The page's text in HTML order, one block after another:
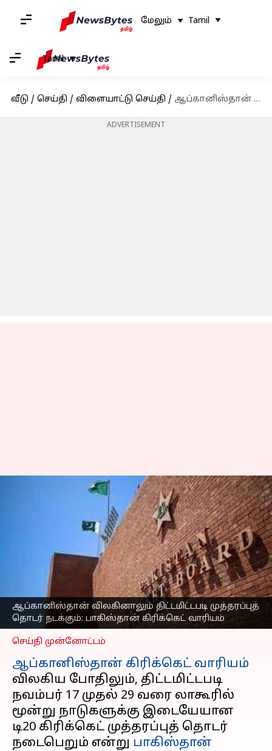
மேலும் Tamil
Tamil
வீடு / செய்தி / விளையாட்டு செய்தி / ஆப்கானிஸ்தான் விலகினாலும் திட்டமிட்டபடி முத்தரப்புத் தொடர் நடக்கும்; பாகிஸ்தான் கிரிக்கெட் வாரியம் உறுதி
ADVERTISEMENT
ஆப்கானிஸ்தான் விலகினாலும் திட்டமிட்டபடி முத்தரப்புத்
தொடர் நடக்கும்: பாகிஸ்தான் கிரிக்கெட் வாரியம்
ஆப்கானிஸ்தான்
விலகினாலும்
திட்டமிட்டபடி முத்தரப்புத்
தொடர் நடக்கும்;
பாகிஸ்தான் கிரிக்கெட்
வாரியம் உறுதி
எழுதியவர் Sekar Chinnappan Oct 18, 2025 07:44 pm
செய்தி முன்னோட்டம்
ஆப்கானிஸ்தான் கிரிக்கெட் வாரியம்
விலகிய போதிலும், திட்டமிட்டபடி
நவம்பர் 17 முதல் 29 வரை லாகூரில்
மூன்று நாடுகளுக்கு இடையேயான
டி20 கிரிக்கெட் முத்தரப்புத் தொடர்
நடைபெறும் என்று பாகிஸ்தான்